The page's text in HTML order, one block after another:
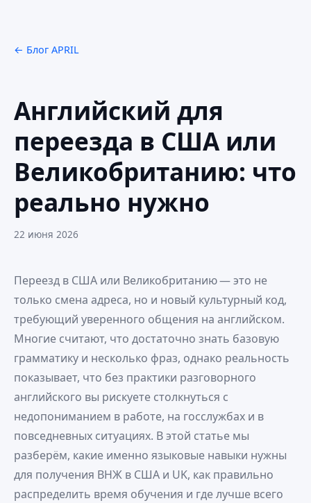
← Блог APRIL
Английский для
переезда в США или
Великобританию: что
реально нужно
22 июня 2026
Переезд в США или Великобританию — это не
только смена адреса, но и новый культурный код,
требующий уверенного общения на английском.
Многие считают, что достаточно знать базовую
грамматику и несколько фраз, однако реальность
показывает, что без практики разговорного
английского вы рискуете столкнуться с
недопониманием в работе, на госслужбах и в
повседневных ситуациях. В этой статье мы
разберём, какие именно языковые навыки нужны
для получения ВНЖ в США и UK, как правильно
распределить время обучения и где лучше всего